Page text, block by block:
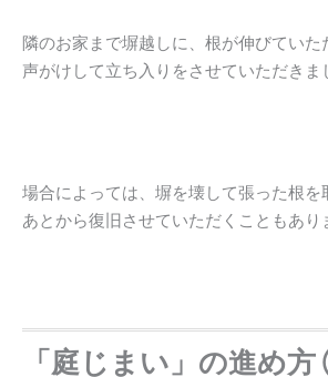
隣のお家まで塀越しに、根が伸びていた
声がけして立ち入りをさせていただきま
場合によっては、塀を壊して張った根を
あとから復旧させていただくこともあり
「庭じまい」の進め